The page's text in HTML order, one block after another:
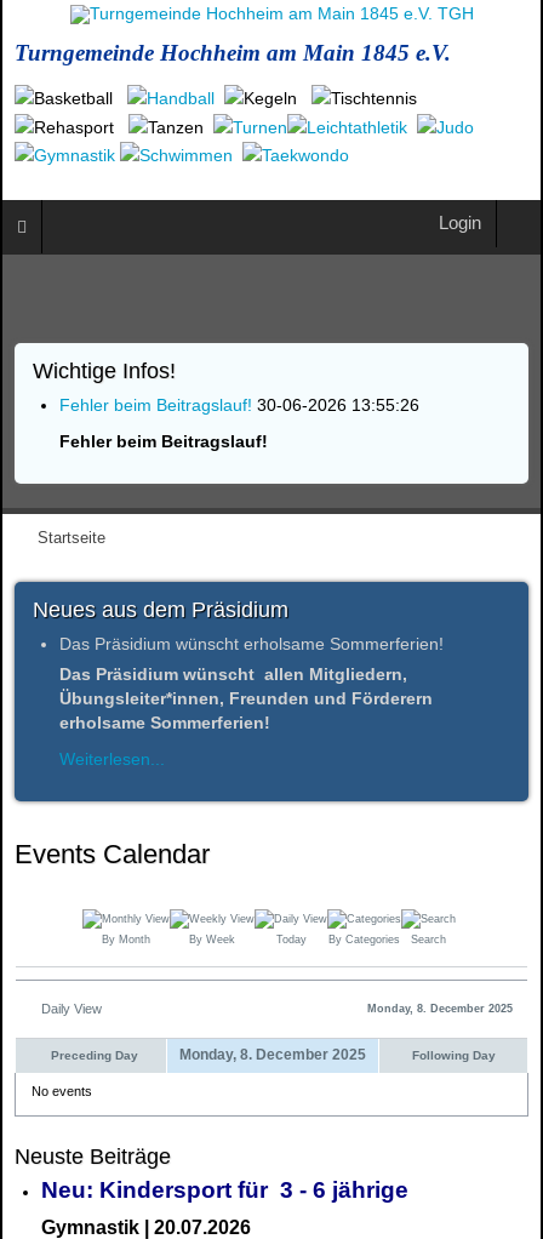
Turngemeinde Hochheim am Main 1845 e.V.
Login
Wichtige Infos!
Fehler beim Beitragslauf! 30-06-2026 13:55:26
Fehler beim Beitragslauf!
Startseite
Neues aus dem Präsidium
Das Präsidium wünscht erholsame Sommerferien!
Das Präsidium wünscht allen Mitgliedern,
Übungsleiter*innen, Freunden und Förderern
erholsame Sommerferien!
Weiterlesen...
Events Calendar
By Month By Week Today By Categories Search
Daily View Monday, 8. December 2025
Preceding Day Monday, 8. December 2025 Following Day
No events
Neuste Beiträge
Neu: Kindersport für 3 - 6 jährige
Gymnastik | 20.07.2026